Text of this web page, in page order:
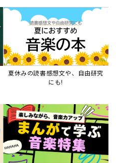
夏休みの読書感想文や、自由研究
にも!